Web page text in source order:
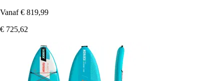
Vanaf € 819,99
€ 725,62